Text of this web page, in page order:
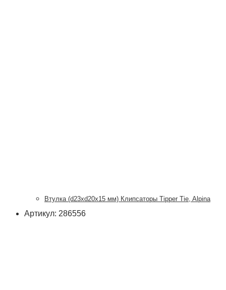
Втулка (d23xd20x15 мм) Клипсаторы Tipper Tie, Alpina
Артикул: 286556